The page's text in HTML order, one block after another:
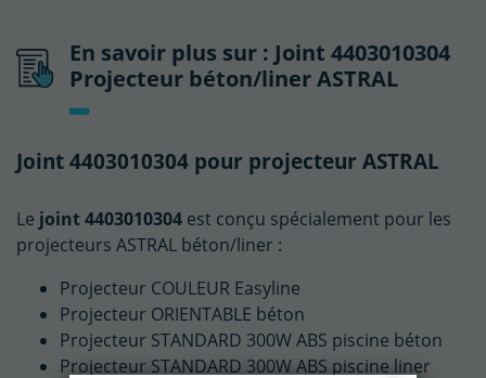
En savoir plus sur : Joint 4403010304
Projecteur béton/liner ASTRAL
Joint 4403010304 pour projecteur ASTRAL
Le joint4403010304 est conçu spécialement pour les
projecteurs ASTRAL béton/liner :
Projecteur COULEUR Easyline
Projecteur ORIENTABLE béton
Projecteur STANDARD 300W ABS piscine béton
Projecteur STANDARD 300W ABS piscine liner